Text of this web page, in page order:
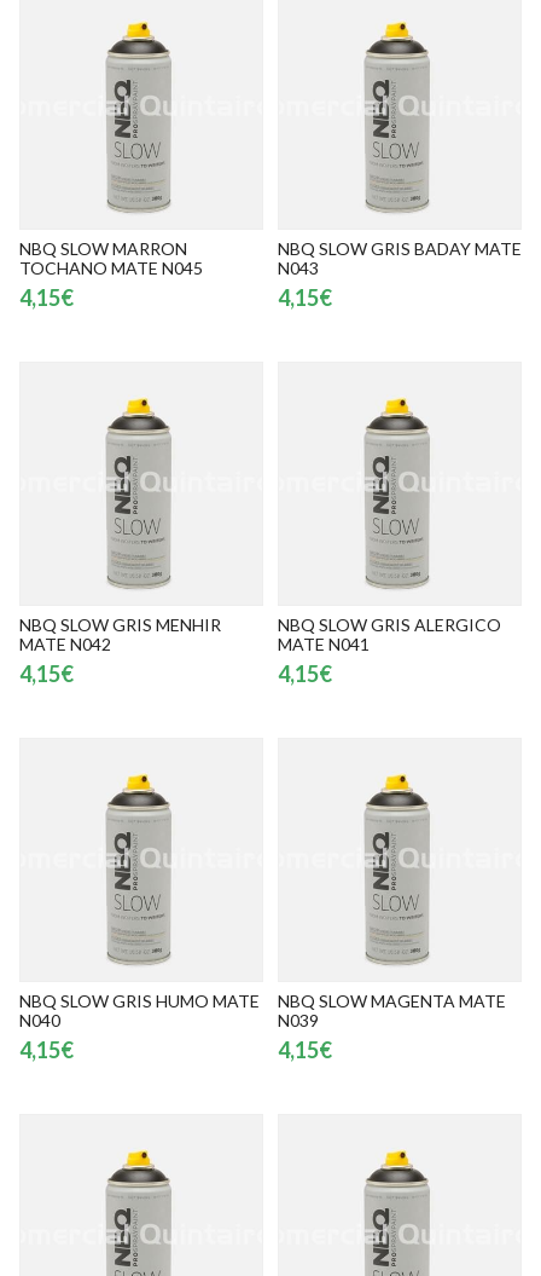
NBQ SLOW MARRON
TOCHANO MATE N045
4,15€
NBQ SLOW GRIS BADAY MATE
N043
4,15€
NBQ SLOW GRIS MENHIR
MATE N042
4,15€
NBQ SLOW GRIS ALERGICO
MATE N041
4,15€
NBQ SLOW GRIS HUMO MATE
N040
4,15€
NBQ SLOW MAGENTA MATE
N039
4,15€